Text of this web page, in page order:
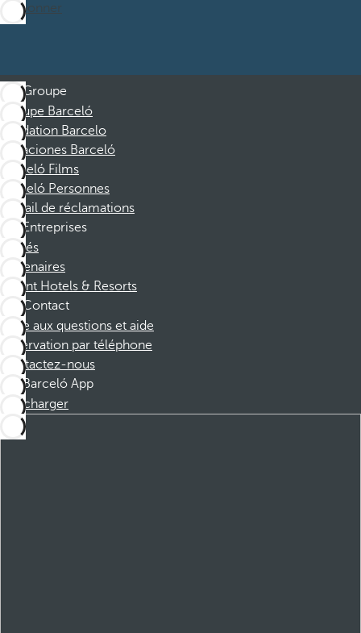
M’abonner
Groupe
Groupe Barceló
Fondation Barcelo
Vacaciones Barceló
Barceló Films
Barceló Personnes
Portail de réclamations
Entreprises
Affiliés
Partenaires
Dorint Hotels & Resorts
Contact
Foire aux questions et aide
Réservation par téléphone
Contactez-nous
Barceló App
Télécharger